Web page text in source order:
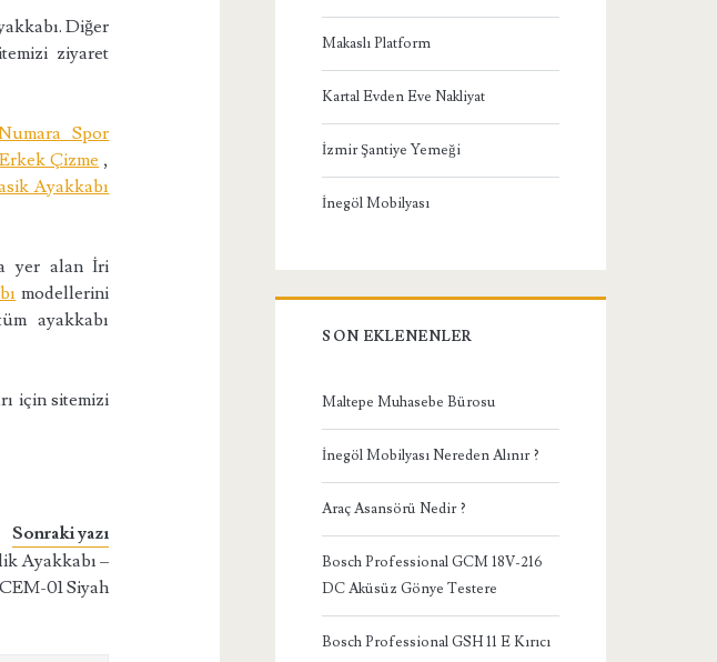
Diğer
ziyaret
Spor
Çizme ,
Ayakkabı
yer alan İri
modellerini
ayakkabı
için sitemizi
Sonraki yazı
Ayakkabı –
CEM-01 Siyah
Makaslı Platform
Kartal Evden Eve Nakliyat
İzmir Şantiye Yemeği
İnegöl Mobilyası
SON EKLENENLER
Maltepe Muhasebe Bürosu
İnegöl Mobilyası Nereden Alınır ?
Araç Asansörü Nedir ?
Bosch Professional GCM 18V-216
DC Aküsüz Gönye Testere
Bosch Professional GSH 11 E Kırıcı